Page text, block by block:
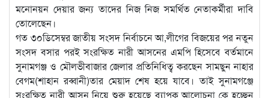
মনোনয়ন দেয়ার জন্য তাদের নিজ নিজ সমর্থিত নেতাকর্মীরা দাবি
তোলেছেন।
গত ৩০ডিসেম্বর জাতীয় সংসদ নির্বাচনে আ,লীগের বিজয়ের পর নতুন
সংসদ বসার পরই সংরক্ষিত নারী আসনের এমপি হিসেবে বর্তমানে
সুনামগঞ্জ ও মৌলভীবাজার জেলার প্রতিনিধিত্ব করছেন সামছুন নাহার
বেগম(শাহান রব্বানী)তার মেয়াদ শেষ হয়ে যাবে। তাই সুনামগঞ্জে
সংরক্ষিত নারী আসন নিয়ে শুরু হয়েছে ব্যাপক আলোচনা কে হচ্ছেন